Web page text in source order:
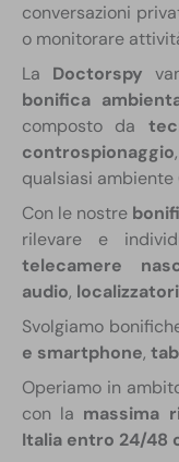
conversazioni
o monitorare
La Doctorspy
bonifica
composto da
controspionaggio
qualsiasi ambiente
Con le nostre
rilevare e
telecamere
audio, localizzatori
Svolgiamo
e smartphone,
Operiamo in
con la massima
Italia entro 24/48